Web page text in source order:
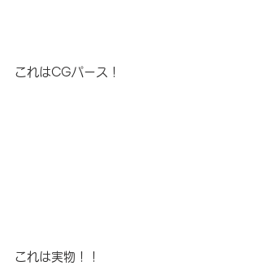
これはCGパース！
これは実物！！